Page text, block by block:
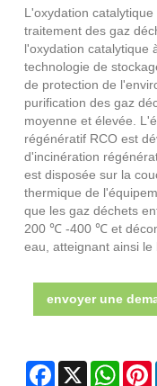
L'oxydation
traitement des gaz
l'oxydation catalytique
technologie de
de protection de
purification des gaz
moyenne et élevée.
régénératif RCO est
d'incinération
est disposée sur la
thermique de
que les gaz déchets
200 ℃ -400 ℃ et
eau, atteignant ainsi
envoyer une
Facebook
X